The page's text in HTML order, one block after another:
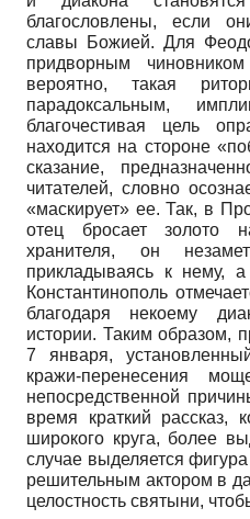
благословлены, если
славы Божией. Для
придворным
вероятно, такая
парадоксальным,
благочестивая цель
находится на стороне
сказание,
читателей, словно
«маскирует» ее. Так, в
отец бросает золото
хранителя, он
прикладываясь к нему,
Константинополь
благодаря некоему
истории. Таким образом,
7 января,
кражи-перенесения
непосредственной
время краткий рассказ,
широкого круга, более
случае выделяется
решительным актором в
целостность святыни,